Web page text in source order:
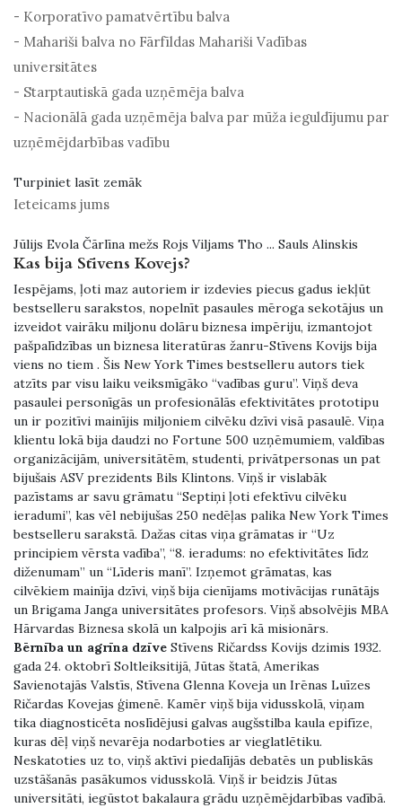
- Korporatīvo pamatvērtību balva
- Mahariši balva no Fārfīldas Mahariši Vadības
universitātes
- Starptautiskā gada uzņēmēja balva
- Nacionālā gada uzņēmēja balva par mūža ieguldījumu par
uzņēmējdarbības vadību
Turpiniet lasīt zemāk
Ieteicams jums
Jūlijs Evola Čārlīna mežs Rojs Viljams Tho ... Sauls Alinskis
Kas bija Stīvens Kovejs?
Iespējams, ļoti maz autoriem ir izdevies piecus gadus iekļūt
bestselleru sarakstos, nopelnīt pasaules mēroga sekotājus un
izveidot vairāku miljonu dolāru biznesa impēriju, izmantojot
pašpalīdzības un biznesa literatūras žanru-Stīvens Kovijs bija
viens no tiem . Šis New York Times bestselleru autors tiek
atzīts par visu laiku veiksmīgāko “vadības guru”. Viņš deva
pasaulei personīgās un profesionālās efektivitātes prototipu
un ir pozitīvi mainījis miljoniem cilvēku dzīvi visā pasaulē. Viņa
klientu lokā bija daudzi no Fortune 500 uzņēmumiem, valdības
organizācijām, universitātēm, studenti, privātpersonas un pat
bijušais ASV prezidents Bils Klintons. Viņš ir vislabāk
pazīstams ar savu grāmatu “Septiņi ļoti efektīvu cilvēku
ieradumi”, kas vēl nebijušas 250 nedēļas palika New York Times
bestselleru sarakstā. Dažas citas viņa grāmatas ir “Uz
principiem vērsta vadība”, “8. ieradums: no efektivitātes līdz
diženumam” un “Līderis manī”. Izņemot grāmatas, kas
cilvēkiem mainīja dzīvi, viņš bija cienījams motivācijas runātājs
un Brigama Janga universitātes profesors. Viņš absolvējis MBA
Hārvardas Biznesa skolā un kalpojis arī kā misionārs.
Bērnība un agrīna dzīve Stīvens Ričardss Kovijs dzimis 1932.
gada 24. oktobrī Soltleiksitijā, Jūtas štatā, Amerikas
Savienotajās Valstīs, Stīvena Glenna Koveja un Irēnas Luīzes
Ričardas Kovejas ģimenē. Kamēr viņš bija vidusskolā, viņam
tika diagnosticēta noslīdējusi galvas augšstilba kaula epifīze,
kuras dēļ viņš nevarēja nodarboties ar vieglatlētiku.
Neskatoties uz to, viņš aktīvi piedalījās debatēs un publiskās
uzstāšanās pasākumos vidusskolā. Viņš ir beidzis Jūtas
universitāti, iegūstot bakalaura grādu uzņēmējdarbības vadībā.